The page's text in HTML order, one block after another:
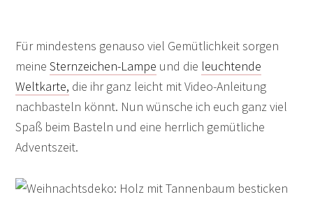
Für mindestens genauso viel Gemütlichkeit sorgen
meineSternzeichen-Lampe und die leuchtende
Weltkarte, die ihr ganz leicht mit Video-Anleitung
nachbasteln könnt. Nun wünsche ich euch ganz viel
Spaß beim Basteln und eine herrlich gemütliche
Adventszeit.